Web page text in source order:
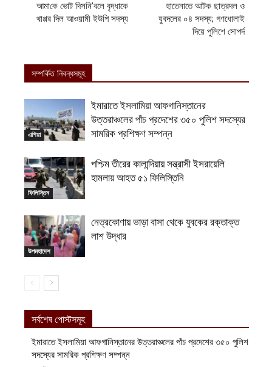
আমা‌কে ভোট দিস‌নি’বলে বৃদ্ধাকে
থাপ্পর দিল আওয়ামী ইউপি সদস্য
হাতেনাতে আটক ছাত্রদল ও
যুবদলের ০৪ সদস্য; গণধোলাই
দিয়ে পুলিশে সোপর্দ
সম্পর্কিত নিবন্ধসমূহ
এশিয়া
ইমারাতে ইসলামিয়া আফগানিস্তানের
উত্তরাঞ্চলের পাঁচ প্রদেশের ৩৫০ পুলিশ সদস্যের
সামরিক প্রশিক্ষণ সম্পন্ন
ফিলিস্তিন
পশ্চিম তীরের কালান্দিয়ায় সন্ত্রাসী ইসরায়েলি
হামলায় আহত ৫১ ফিলিস্তিনি
উপমহাদেশ
নেত্রকোণায় ভাড়া বাসা থেকে যুবকের রক্তাক্ত
লাশ উদ্ধার
সর্বশেষ পোস্টসমূহ
ইমারাতে ইসলামিয়া আফগানিস্তানের উত্তরাঞ্চলের পাঁচ প্রদেশের ৩৫০ পুলিশ
সদস্যের সামরিক প্রশিক্ষণ সম্পন্ন